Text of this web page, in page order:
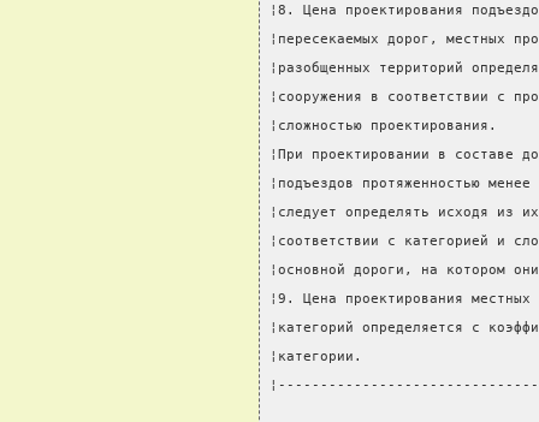
¦8. Цена проектирования
¦пересекаемых дорог, местных
¦разобщенных территорий
¦сооружения в соответствии с
¦сложностью
¦При проектировании в
¦подъездов протяженностью
¦следует определять исходя
¦соответствии с категорией и
¦основной дороги, на
¦9. Цена проектирования
¦категорий определяется с
¦категории.